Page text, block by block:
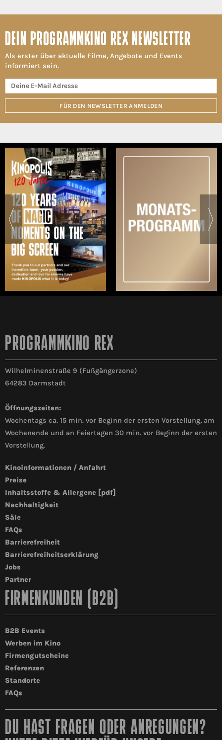
DEIN PROGRAMMKINO REX NEWSLETTER
Als erster über aktuelle Filme, Angebote und Events
informiert sein.
FÜR DEN NEWSLETTER ANMELDEN
PROGRAMMKINO REX
Wilhelminenstraße 9 (Fußgängerzone)
64283 Darmstadt
Öffnungszeiten:
Wochentags ca. 15 min. vor Beginn der ersten Vorstellung, am
Wochenende und an Feiertagen 30 min. vor Beginn der ersten
Vorstellung.
Kinoinformationen / Anfahrt
Preise
Inhaltsstoffe & Allergene [pdf]
Nachhaltigkeit
Säle
FAQs
Barrierefreiheit
Barrierefreiheitserklärung
Jobs
Partner
FIRMENKUNDEN (B2B)
B2B Events
Werben im Kino
Firmengutscheine
Referenzen
Standorte
FAQs
DU HAST FRAGEN ODER ANREGUNGEN?